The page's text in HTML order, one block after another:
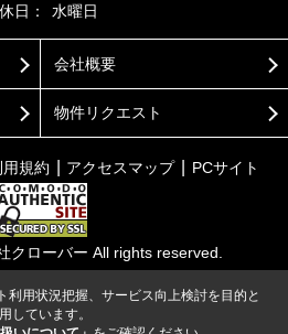
日：
水曜日
会社概要
物件リクエスト
用規約 アクセスマップ PCサイト
クローバー All rights reserved.
利用状況把握、サービス向上検討を目的と
しています。